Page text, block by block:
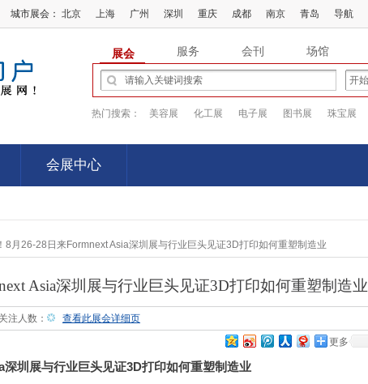
城市展会： 北京 上海 广州 深圳 重庆 成都 南京 青岛 导航
展会 服务 会刊 场馆
热门搜索： 美容展 化工展 电子展 图书展 珠宝展
会展中心
8月26-28日来Formnext Asia深圳展与行业巨头见证3D打印如何重塑制造业
Asia深圳展与行业巨头见证3D打印如何重塑制造业
注人数： 查看此展会详细页
更多
深圳展与行业巨头见证3D打印如何重塑制造业